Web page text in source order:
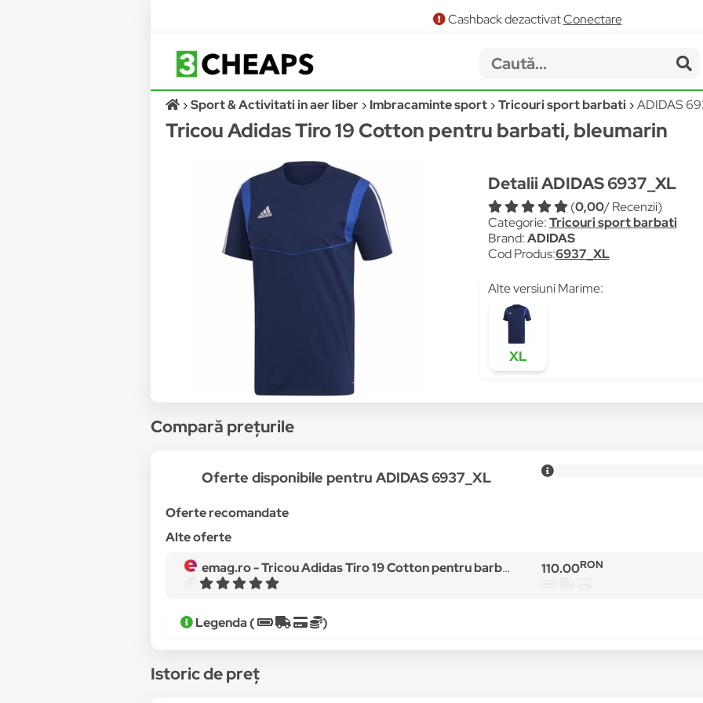
Cashback dezactivatConectare
Sport & Activitati in aer liber Imbracaminte sport Tricouri sport barbati ADIDAS
Tricou Adidas Tiro 19 Cotton pentru barbati, bleumarin
Detalii ADIDAS 6937_XL
(0,00/ Recenzii)
Categorie:Tricouri sport barbati
Brand:ADIDAS
Cod Produs:6937_XL
Alte versiuni Marime:
XL
Compară prețurile
Oferte disponibile pentru ADIDAS 6937_XL
Oferte recomandate
Alte oferte
emag.ro -Tricou Adidas Tiro 19 Cotton pentru barbati, bleumarin 110.00RON
Legenda ( )
Istoric de preț